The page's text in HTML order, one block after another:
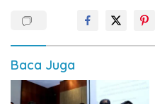
Baca Juga